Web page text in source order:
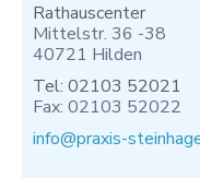
Rathauscenter
Mittelstr. 36 -38
40721 Hilden
Tel: 02103 52021
Fax: 02103 52022
info@praxis-